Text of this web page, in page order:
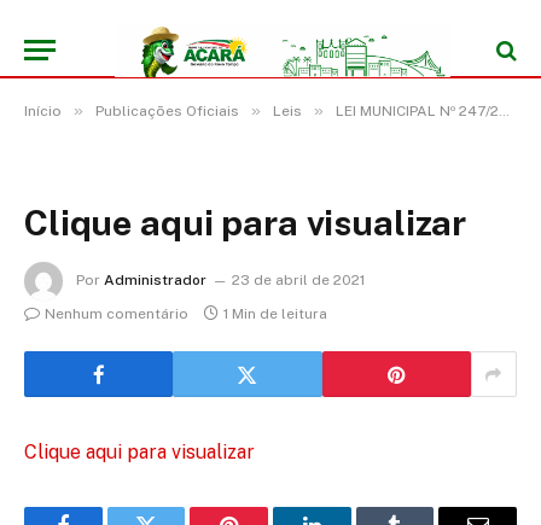
Início » Publicações Oficiais » Leis » LEI MUNICIPAL Nº 247/2021- GAB/PMA, DE 23 DE ABRIL DE 2021 (Dispõe sobre a reestruturação do Conselho Municipal de Acompanhamento e Controle Social – CACS, do Fundo de Manutenção e Desenvolvimento da Educação Básica e de Valorização dos Profissionais da Educação – FUNDES, criado pela Lei municipal nº 132, de 03 de julho de 2007, em conformidade com o artigo 212-A da Constituição Federal e regulamentado na forma da Lei Federal no 14.113, de 25 de dezembro de 2020)
Clique aqui para visualizar
Por Administrador
23 de abril de 2021
Nenhum comentário
1 Min de leitura
Clique aqui para visualizar